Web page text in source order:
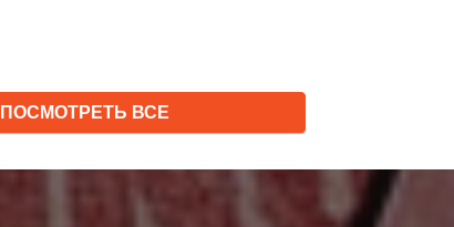
ПОСМОТРЕТЬ ВСЕ